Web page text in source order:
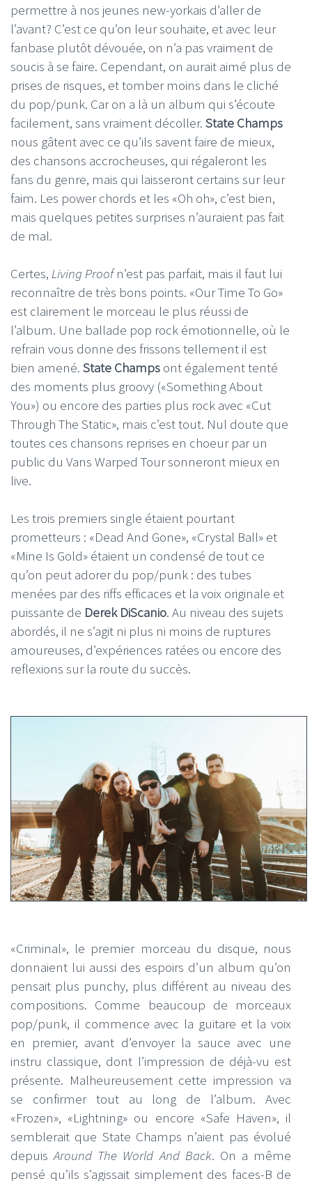
permettre à nos jeunes new-yorkais d’aller de
l’avant? C’est ce qu’on leur souhaite, et avec leur
fanbase plutôt dévouée, on n’a pas vraiment de
soucis à se faire. Cependant, on aurait aimé plus de
prises de risques, et tomber moins dans le cliché
du pop/punk. Car on a là un album qui s’écoute
facilement, sans vraiment décoller. State Champs
nous gâtent avec ce qu’ils savent faire de mieux,
des chansons accrocheuses, qui régaleront les
fans du genre, mais qui laisseront certains sur leur
faim. Les power chords et les «Oh oh», c’est bien,
mais quelques petites surprises n’auraient pas fait
de mal.
Certes, Living Proofn’est pas parfait, mais il faut lui
reconnaître de très bons points. «Our Time To Go»
est clairement le morceau le plus réussi de
l’album. Une ballade pop rock émotionnelle, où le
refrain vous donne des frissons tellement il est
bien amené. State Champs ont également tenté
des moments plus groovy («Something About
You») ou encore des parties plus rock avec «Cut
Through The Static», mais c’est tout. Nul doute que
toutes ces chansons reprises en choeur par un
public du Vans Warped Tour sonneront mieux en
live.
Les trois premiers single étaient pourtant
prometteurs : «Dead And Gone», «Crystal Ball» et
«Mine Is Gold» étaient un condensé de tout ce
qu’on peut adorer du pop/punk : des tubes
menées par des riffs efficaces et la voix originale et
puissante de Derek DiScanio. Au niveau des sujets
abordés, il ne s’agit ni plus ni moins de ruptures
amoureuses, d’expériences ratées ou encore des
reflexions sur la route du succès.
«Criminal», le premier morceau du disque, nous
donnaient lui aussi des espoirs d’un album qu’on
pensait plus punchy, plus différent au niveau des
compositions. Comme beaucoup de morceaux
pop/punk, il commence avec la guitare et la voix
en premier, avant d’envoyer la sauce avec une
instru classique, dont l’impression de déjà-vu est
présente. Malheureusement cette impression va
se confirmer tout au long de l’album. Avec
«Frozen», «Lightning» ou encore «Safe Haven», il
semblerait que State Champs n’aient pas évolué
depuisAround The World And Back. On a même
pensé qu’ils s’agissait simplement des faces-B de